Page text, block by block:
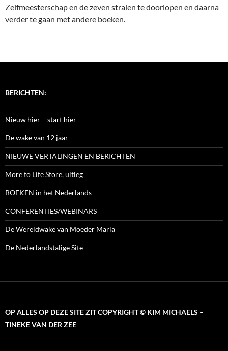
Zelfmeesterschap en de zeven stralen te doorlopen en daarna
verder te gaan met andere boeken.
BERICHTEN:
Nieuw hier – start hier
De wake van 12 jaar
NIEUWE VERTALINGEN EN BERICHTEN
More to Life Store, uitleg
BOEKEN in het Nederlands
CONFERENTIES/WEBINARS
De Wereldwake van Moeder Maria
De Nederlandstalige Site
OP ALLES OP DEZE SITE ZIT COPYRIGHT © KIM MICHAELS –
TINEKE VAN DER ZEE